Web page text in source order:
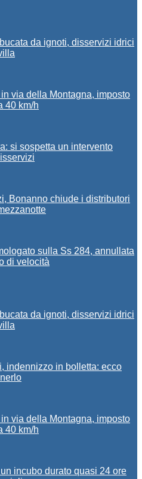
da ignoti, disservizi idrici
via della Montagna, imposto
40 km/h
si sospetta un intervento
Bonanno chiude i distributori
sulla Ss 284, annullata
di velocità
da ignoti, disservizi idrici
indennizzo in bolletta: ecco
via della Montagna, imposto
40 km/h
incubo durato quasi 24 ore